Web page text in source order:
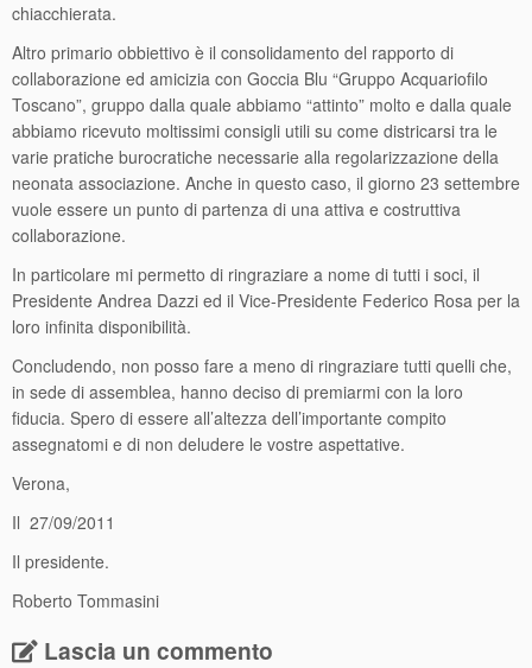
chiacchierata.
Altro primario obbiettivo è il consolidamento del rapporto di
collaborazione ed amicizia con Goccia Blu “Gruppo Acquariofilo
Toscano”, gruppo dalla quale abbiamo “attinto” molto e dalla quale
abbiamo ricevuto moltissimi consigli utili su come districarsi tra le
varie pratiche burocratiche necessarie alla regolarizzazione della
neonata associazione. Anche in questo caso, il giorno 23 settembre
vuole essere un punto di partenza di una attiva e costruttiva
collaborazione.
In particolare mi permetto di ringraziare a nome di tutti i soci, il
Presidente Andrea Dazzi ed il Vice-Presidente Federico Rosa per la
loro infinita disponibilità.
Concludendo, non posso fare a meno di ringraziare tutti quelli che,
in sede di assemblea, hanno deciso di premiarmi con la loro
fiducia. Spero di essere all’altezza dell’importante compito
assegnatomi e di non deludere le vostre aspettative.
Verona,
Il 27/09/2011
Il presidente.
Roberto Tommasini
Lascia un commento